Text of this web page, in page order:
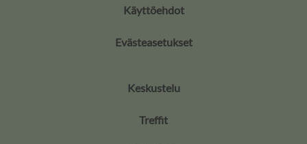
Käyttöehdot
Evästeasetukset
Keskustelu
Treffit